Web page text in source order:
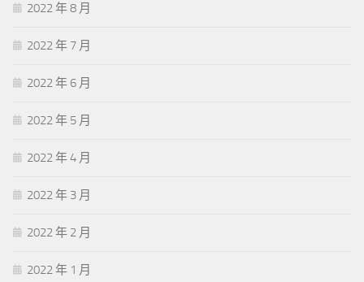
2022 年 8 月
2022 年 7 月
2022 年 6 月
2022 年 5 月
2022 年 4 月
2022 年 3 月
2022 年 2 月
2022 年 1 月